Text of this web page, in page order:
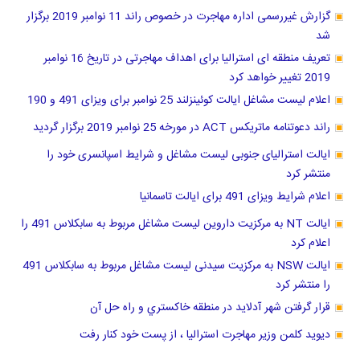
گزارش غیررسمی اداره مهاجرت در خصوص راند 11 نوامبر 2019 برگزار
شد
تعریف منطقه ای استرالیا برای اهداف مهاجرتی در تاریخ 16 نوامبر
2019 تغییر خواهد کرد
اعلام لیست مشاغل ایالت کوئینزلند 25 نوامبر برای ویزای 491 و 190
راند دعوتنامه ماتریکس ACT در مورخه 25 نوامبر 2019 برگزار گردید
ایالت استرالیای جنوبی لیست مشاغل و شرایط اسپانسری خود را
منتشر کرد
اعلام شرایط ویزای 491 برای ایالت تاسمانیا
ایالت NT به مرکزیت داروین لیست مشاغل مربوط به سابکلاس 491 را
اعلام کرد
ایالت NSW به مرکزیت سیدنی لیست مشاغل مربوط به سابکلاس 491
را منتشر کرد
قرار گرفتن شهر آدلاید در منطقه خاكستري و راه حل آن
دیوید کلمن وزیر مهاجرت استرالیا ، از پست خود کنار رفت